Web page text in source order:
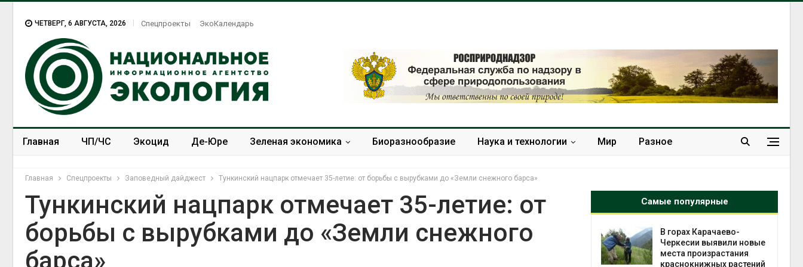
ЧЕТВЕРГ, 6 АВГУСТА, 2026 Спецпроекты ЭкоКалендарь
Главная ЧП/ЧС Экоцид Де-Юре Зеленая экономика Биоразнообразие Наука и технологии Мир Разное
Главная Спецпроекты Заповедный дайджест Тункинский нацпарк отмечает 35-летие: от борьбы с вырубками до «Земли снежного барса»
Тункинский нацпарк отмечает 35-летие: от
борьбы с вырубками до «Земли снежного
барса»
Самые популярные
В Домодедове
ликвидируют
Панамский канал вновь
ограничивает загрузку
В горах Карачаево-
Черкесии выявили новые
В Домодедове
ликвидируют
последствия разлива
химикатов после пожара